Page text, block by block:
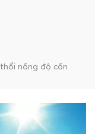
nồng độ cồn